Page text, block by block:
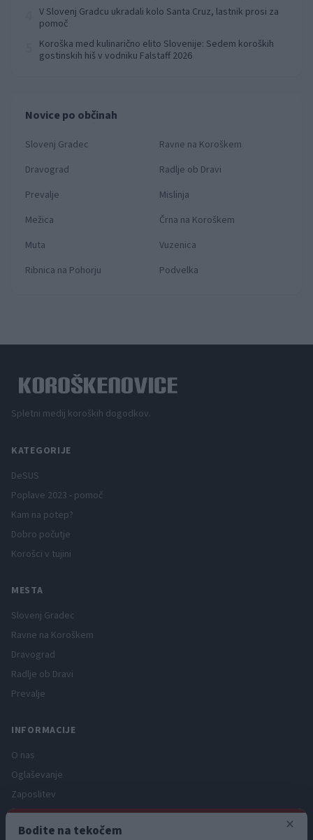
V Slovenj Gradcu ukradali kolo Santa Cruz, lastnik prosi za
pomoč
Koroška med kulinarično elito Slovenije: Sedem koroških
gostinskih hiš v vodniku Falstaff 2026
Novice po občinah
Slovenj Gradec
Ravne na Koroškem
Dravograd
Radlje ob Dravi
Prevalje
Mislinja
Mežica
Črna na Koroškem
Muta
Vuzenica
Ribnica na Pohorju
Podvelka
Spletni medij koroških dogodkov.
KATEGORIJE
DeSUS
Poplave 2023 - pomoč
Kam na potep?
Dobro počutje
Korošci v tujini
MESTA
Slovenj Gradec
Ravne na Koroškem
Dravograd
Radlje ob Dravi
Prevalje
INFORMACIJE
O nas
Oglaševanje
Zaposlitev
Pravno obvestilo
Zasebnost in piškotki
×
Bodite na tekočem